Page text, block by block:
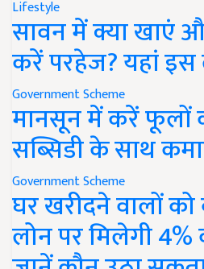
Lifestyle
सावन में क्या खाएं
करें परहेज? यहां
Government Scheme
मानसून में करें फूलों
सब्सिडी के साथ
Government Scheme
घर खरीदने वालों को
लोन पर मिलेगी 4%